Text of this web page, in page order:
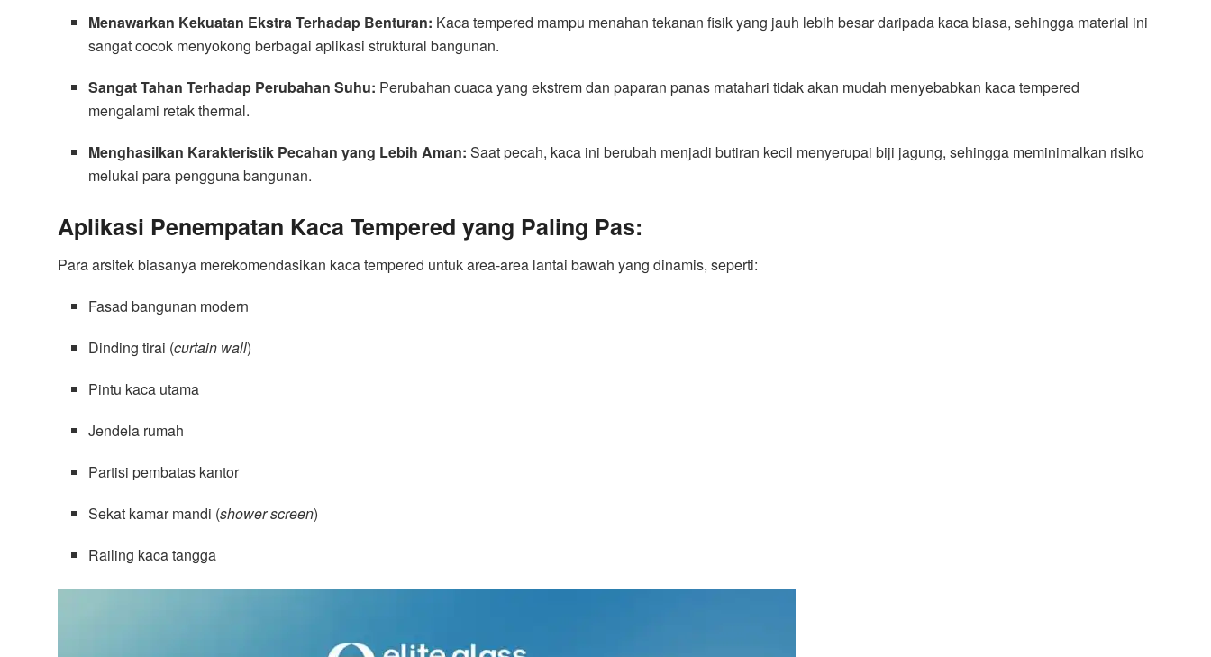
Menawarkan Kekuatan Ekstra Terhadap Benturan: Kaca tempered mampu menahan tekanan fisik yang jauh lebih besar daripada kaca biasa, sehingga material ini
sangat cocok menyokong berbagai aplikasi struktural bangunan.
Sangat Tahan Terhadap Perubahan Suhu: Perubahan cuaca yang ekstrem dan paparan panas matahari tidak akan mudah menyebabkan kaca tempered
mengalami retak thermal.
Menghasilkan Karakteristik Pecahan yang Lebih Aman: Saat pecah, kaca ini berubah menjadi butiran kecil menyerupai biji jagung, sehingga meminimalkan risiko
melukai para pengguna bangunan.
Aplikasi Penempatan Kaca Tempered yang Paling Pas:
Para arsitek biasanya merekomendasikan kaca tempered untuk area-area lantai bawah yang dinamis, seperti:
Fasad bangunan modern
Dinding tirai (curtain wall)
Pintu kaca utama
Jendela rumah
Partisi pembatas kantor
Sekat kamar mandi (shower screen)
Railing kaca tangga